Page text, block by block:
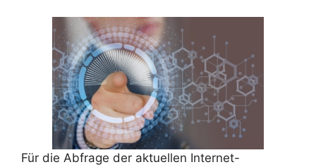
Für die Abfrage der aktuellen Internet-